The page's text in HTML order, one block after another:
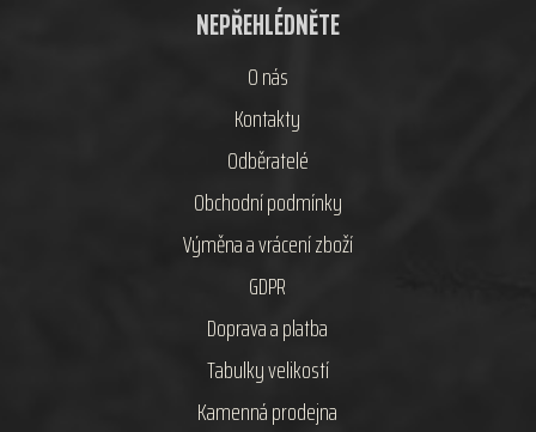
NEPŘEHLÉDNĚTE
O nás
Kontakty
Odběratelé
Obchodní podmínky
Výměna a vrácení zboží
GDPR
Doprava a platba
Tabulky velikostí
Kamenná prodejna